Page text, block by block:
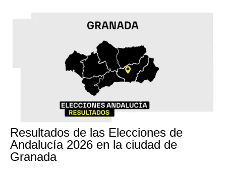
Resultados de las Elecciones de
Andalucía 2026 en la ciudad de
Granada